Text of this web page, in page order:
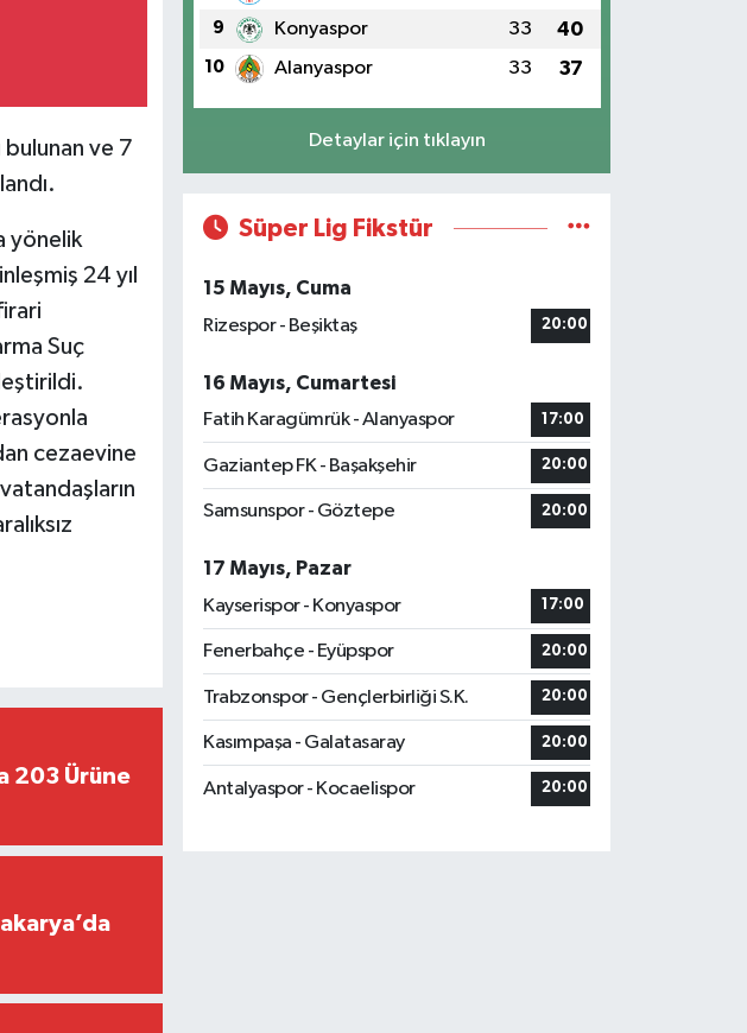
bulunan ve 7
yönelik
24 yıl
Suç
cezaevine
203 Ürüne
9 Konyaspor 33 40
10 Alanyaspor 33 37
Detaylar için tıklayın
Süper Lig Fikstür
15 Mayıs, Cuma
Rizespor - Beşiktaş
20:00
16 Mayıs, Cumartesi
Fatih Karagümrük - Alanyaspor
17:00
Gaziantep FK - Başakşehir 20:00
Samsunspor - Göztepe 20:00
17 Mayıs, Pazar
Kayserispor - Konyaspor
17:00
Fenerbahçe - Eyüpspor 20:00
Trabzonspor - Gençlerbirliği S.K. 20:00
Kasımpaşa - Galatasaray 20:00
Antalyaspor - Kocaelispor 20:00